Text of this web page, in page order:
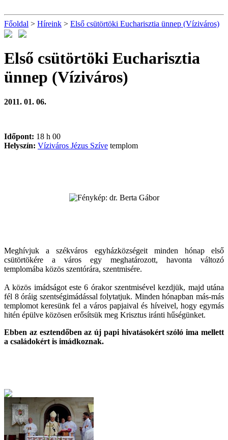
Főoldal > Híreink > Első csütörtöki Eucharisztia ünnep (Víziváros)
Első csütörtöki Eucharisztia
ünnep (Víziváros)
2011. 01. 06.
Időpont: 18 h 00
Helyszín: Víziváros Jézus Szíve templom
Meghívjuk a székváros egyházközségeit minden hónap első
csütörtökére a város egy meghatározott, havonta változó
templomába közös szentórára, szentmisére.
A közös imádságot este 6 órakor szentmisével kezdjük, majd utána
fél 8 óráig szentségimádással folytatjuk. Minden hónapban más-más
templomot keresünk fel a város papjaival és híveivel, hogy egymás
hitén épülve közösen erősítsük meg Krisztus iránti hűségünket.
Ebben az esztendőben az új papi hivatásokért szóló ima mellett
a családokért is imádkoznak.